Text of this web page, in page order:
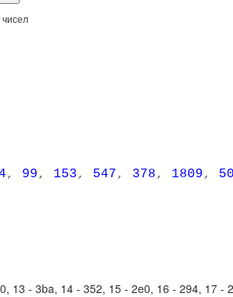
чисел
, 99, 153, 547, 378, 1809,
- 3ba, 14 - 352, 15 - 2e0, 16 - 294, 17 -